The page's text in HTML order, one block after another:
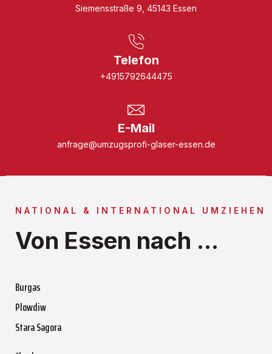
Siemensstraße 9, 45143 Essen
Telefon
+4915792644475
E-Mail
anfrage@umzugsprofi-glaser-essen.de
NATIONAL & INTERNATIONAL UMZIEHEN
Von Essen nach ...
Burgas
Plowdiw
Stara Sagora